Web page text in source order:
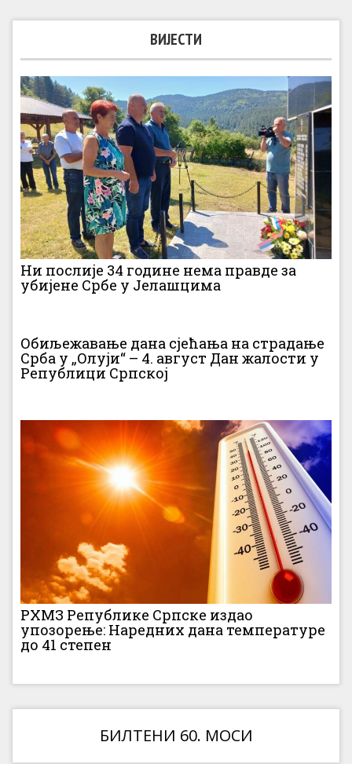
ВИЈЕСТИ
Ни послије 34 године нема правде за
убијене Србе у Јелашцима
Обиљежавање дана сјећања на страдање
Срба у „Олуји“ – 4. август Дан жалости у
Републици Српској
РХМЗ Републике Српске издао
упозорење: Наредних дана температуре
до 41 степен
БИЛТЕНИ 60. МОСИ